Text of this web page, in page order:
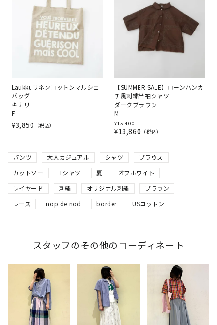
Laukkuリネンコットンマルシェ
バッグ
キナリ
F
¥3,850 税込
【SUMMER SALE】ローンハンカ
チ風刺繍半袖シャツ
ダークブラウン
M
¥15,400
¥13,860 税込
パンツ 大人カジュアル シャツ
ブラウス
カットソー
Tシャツ 夏
オフホワイト
レイヤード
刺繍 オリジナル刺繍
ブラウン
レース
nop de nod border USコットン
スタッフのその他のコーディネート